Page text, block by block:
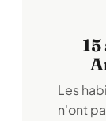
Les
n'ont